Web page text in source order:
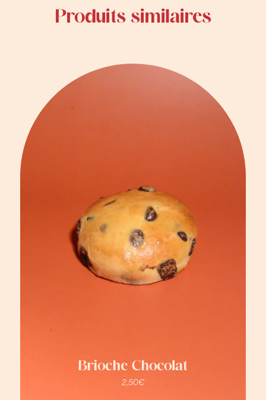
Produits similaires
2,50€
Brioche Chocolat